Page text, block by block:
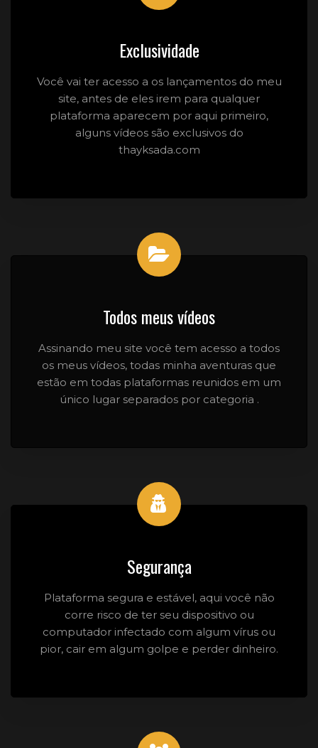
Exclusividade
Você vai ter acesso a os lançamentos do meu
site, antes de eles irem para qualquer
plataforma aparecem por aqui primeiro,
alguns vídeos são exclusivos do
thayksada.com
Todos meus vídeos
Assinando meu site você tem acesso a todos
os meus vídeos, todas minha aventuras que
estão em todas plataformas reunidos em um
único lugar separados por categoria .
Segurança
Plataforma segura e estável, aqui você não
corre risco de ter seu dispositivo ou
computador infectado com algum vírus ou
pior, cair em algum golpe e perder dinheiro.